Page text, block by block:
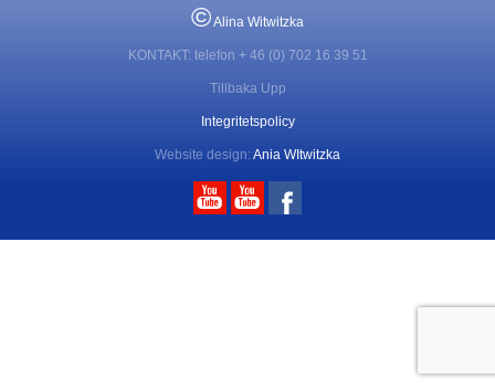
©Alina Witwitzka
KONTAKT: telefon + 46 (0) 702 16 39 51
Tillbaka Upp
Integritetspolicy
Website design:Ania WItwitzka